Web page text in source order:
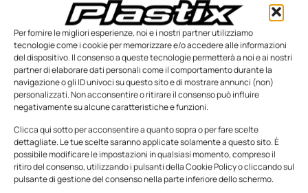
Per fornire le migliori esperienze, noi e i nostri partner utilizziamo
tecnologie come i cookie per memorizzare e/o accedere alle informazioni
del dispositivo. Il consenso a queste tecnologie permetterà a noi e ai nostri
partner di elaborare dati personali come il comportamento durante la
navigazione o gli ID univoci su questo sito e di mostrare annunci (non)
personalizzati. Non acconsentire o ritirare il consenso può influire
negativamente su alcune caratteristiche e funzioni.
Clicca qui sotto per acconsentire a quanto sopra o per fare scelte
dettagliate. Le tue scelte saranno applicate solamente a questo sito. È
possibile modificare le impostazioni in qualsiasi momento, compreso il
ritiro del consenso, utilizzando i pulsanti della Cookie Policy o cliccando sul
pulsante di gestione del consenso nella parte inferiore dello schermo.
Edicola Web
Notizie da Meccanicanews